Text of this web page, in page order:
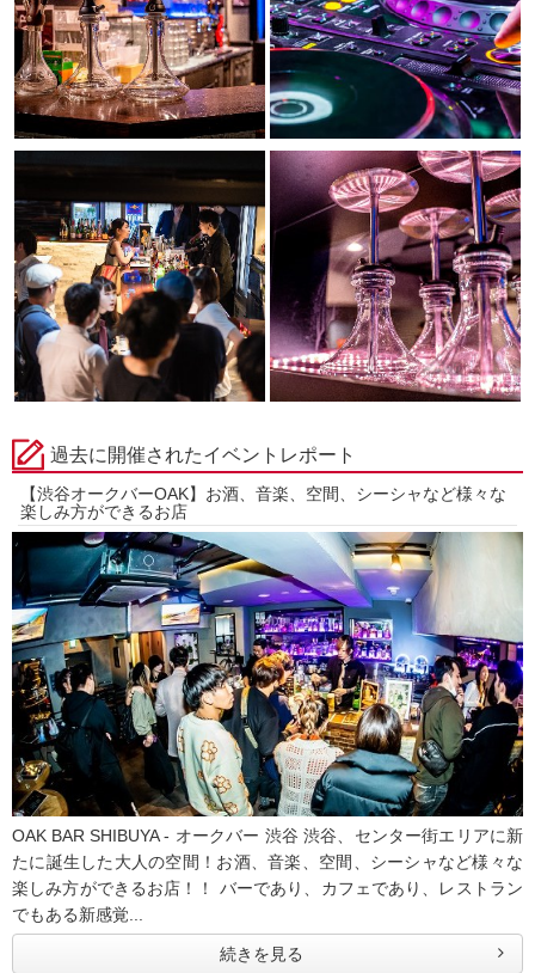
過去に開催されたイベントレポート
【渋谷オークバーOAK】お酒、音楽、空間、シーシャなど様々な
楽しみ方ができるお店
OAK BAR SHIBUYA - オークバー 渋谷 渋谷、センター街エリアに新
たに誕生した大人の空間！お酒、音楽、空間、シーシャなど様々な
楽しみ方ができるお店！！ バーであり、カフェであり、レストラン
でもある新感覚...
続きを見る